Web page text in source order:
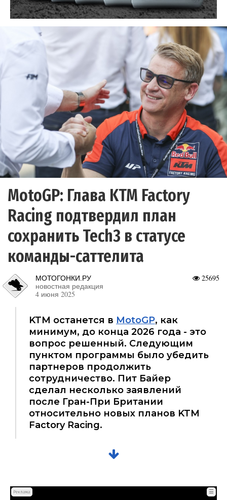
MotoGP: Глава KTM Factory
Racing подтвердил план
сохранить Tech3 в статусе
команды-саттелита
25695
МОТОГОНКИ.РУ
новостная редакция
4 июня 2025
KTM останется в MotoGP, как
минимум, до конца 2026 года - это
вопрос решенный. Следующим
пунктом программы было убедить
партнеров продолжить
сотрудничество. Пит Байер
сделал несколько заявлений
после Гран-При Британии
относительно новых планов KTM
Factory Racing.
Реклама ☰